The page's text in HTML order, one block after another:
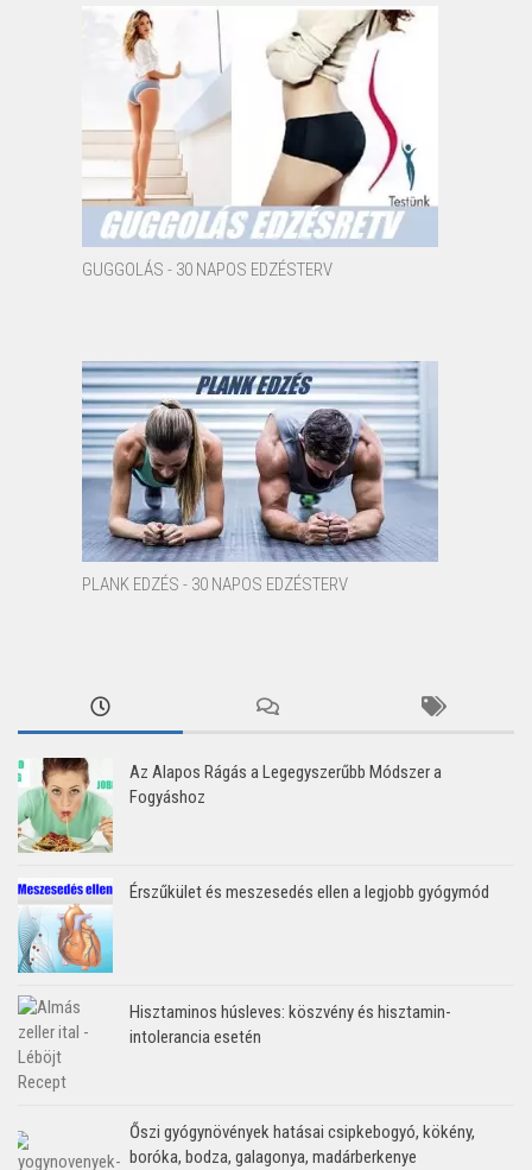
GUGGOLÁS - 30 NAPOS EDZÉSTERV
PLANK EDZÉS - 30 NAPOS EDZÉSTERV
Az Alapos Rágás a Legegyszerűbb Módszer a
Fogyáshoz
Érszűkület és meszesedés ellen a legjobb gyógymód
Hisztaminos húsleves: köszvény és hisztamin-
intolerancia esetén
Őszi gyógynövények hatásai csipkebogyó, kökény,
boróka, bodza, galagonya, madárberkenye